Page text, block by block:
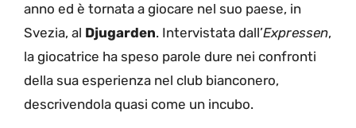
anno ed è tornata a giocare nel suo paese, in
Svezia, al Djugarden. Intervistata dall’Expressen,
la giocatrice ha speso parole dure nei confronti
della sua esperienza nel club bianconero,
descrivendola quasi come un incubo.